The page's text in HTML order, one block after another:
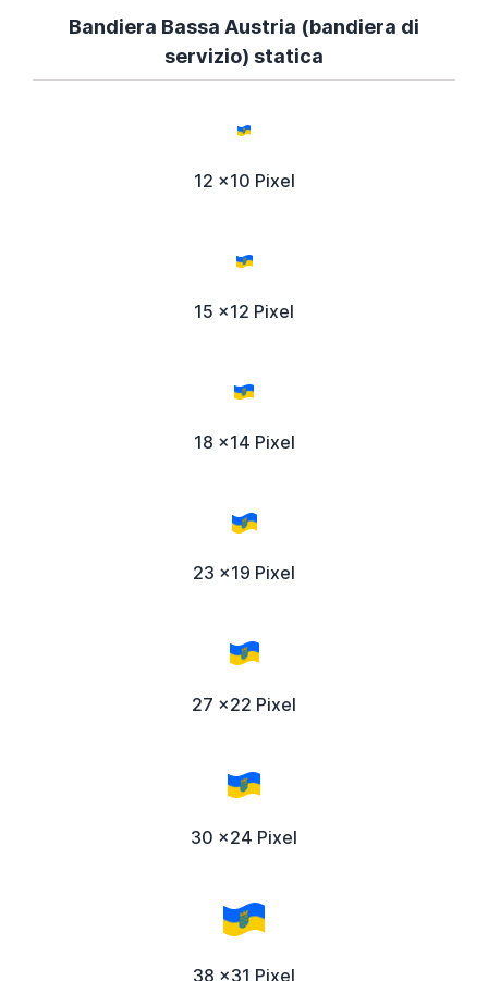
Bandiera Bassa Austria (bandiera di
servizio) statica
12 x10 Pixel
15 x12 Pixel
18 x14 Pixel
23 x19 Pixel
27 x22 Pixel
30 x24 Pixel
38 x31 Pixel